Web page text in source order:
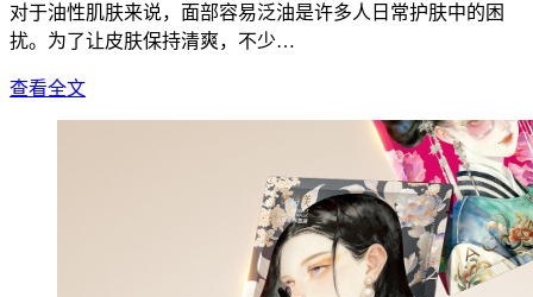
对于油性肌肤来说，面部容易泛油是许多人日常护肤中的困
扰。为了让皮肤保持清爽，不少…
查看全文